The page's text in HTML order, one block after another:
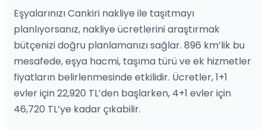
Eşyalarınızı Cankiri nakliye ile taşıtmayı
planlıyorsanız, nakliye ücretlerini araştırmak
bütçenizi doğru planlamanızı sağlar. 896 km’lik bu
mesafede, eşya hacmi, taşıma türü ve ek hizmetler
fiyatların belirlenmesinde etkilidir. Ücretler, 1+1
evler için 22,920 TL’den başlarken, 4+1 evler için
46,720 TL’ye kadar çıkabilir.